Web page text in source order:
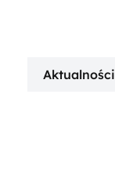
Aktualności